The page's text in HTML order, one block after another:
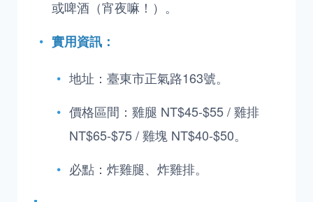
或啤酒（宵夜嘛！）。
實用資訊：
地址：臺東市正氣路163號。
價格區間：雞腿 NT$45-$55 / 雞排
NT$65-$75 / 雞塊 NT$40-$50。
必點：炸雞腿、炸雞排。